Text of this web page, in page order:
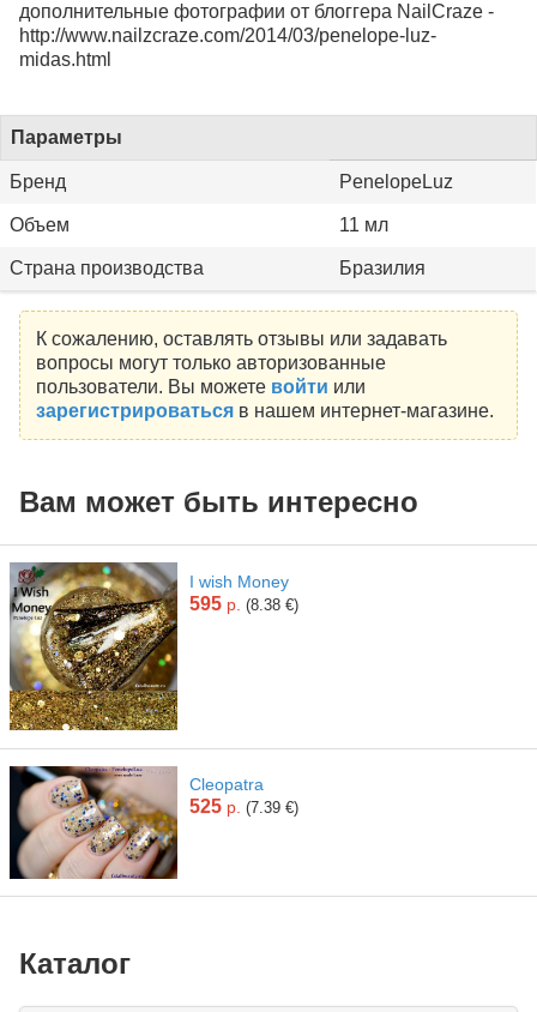
дополнительные фотографии от блоггера NailCraze -
http://www.nailzcraze.com/2014/03/penelope-luz-
midas.html
Параметры
Бренд PenelopeLuz
Объем 11 мл
Страна производства Бразилия
К сожалению, оставлять отзывы или задавать
вопросы могут только авторизованные
пользователи. Вы можете войти или
зарегистрироватьсяв нашем интернет-магазине.
Вам может быть интересно
I wish Money
595 р. (8.38 €)
Cleopatra
525 р. (7.39 €)
Каталог